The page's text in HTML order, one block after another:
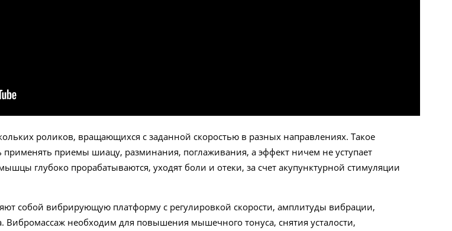
роликов, вращающихся с заданной скоростью в разных направлениях. Такое
применять приемы шиацу, разминания, поглаживания, а эффект ничем не уступает
глубоко прорабатываются, уходят боли и отеки, за счет акупунктурной стимуляции
собой вибрирующую платформу с регулировкой скорости, амплитуды вибрации,
необходим для повышения мышечного тонуса, снятия усталости,